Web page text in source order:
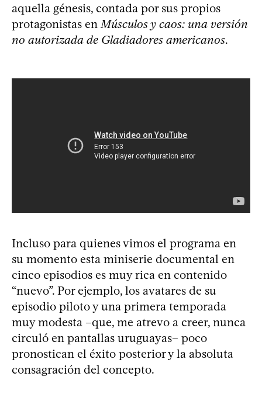
aquella génesis, contada por sus propios
protagonistas enMúsculos y caos: una versión
no autorizada de Gladiadores americanos.
Incluso para quienes vimos el programa en
su momento esta miniserie documental en
cinco episodios es muy rica en contenido
“nuevo”. Por ejemplo, los avatares de su
episodio piloto y una primera temporada
muy modesta –que, me atrevo a creer, nunca
circuló en pantallas uruguayas– poco
pronostican el éxito posterior y la absoluta
consagración del concepto.